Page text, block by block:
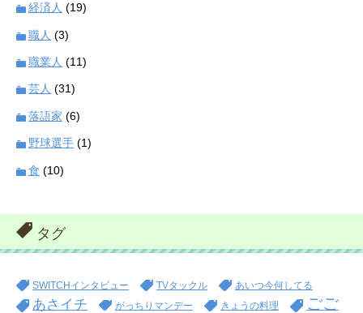
経済人 (19)
職人 (3)
職業人 (11)
芸人 (31)
落語家 (6)
野球選手 (1)
食 (10)
タグ
SWITCHインタビュー TVタックル あいつ今何してる
あさイチ がっちりマンデー きょうの料理
ごご